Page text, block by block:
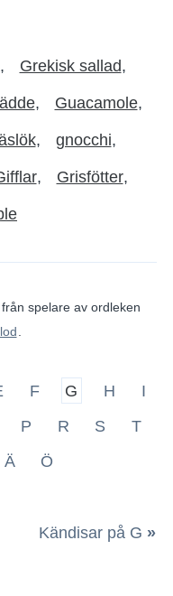
Grekisk sallad
Guacamole
gnocchi
Grisfötter
spelare av ordleken
F G H
I
P R S
T
Ä Ö
Kändisar på G »